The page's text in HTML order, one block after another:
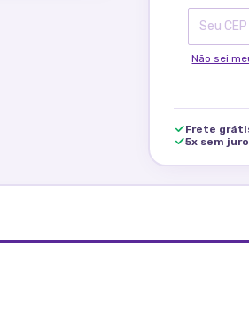
Não sei
Frete
5x sem